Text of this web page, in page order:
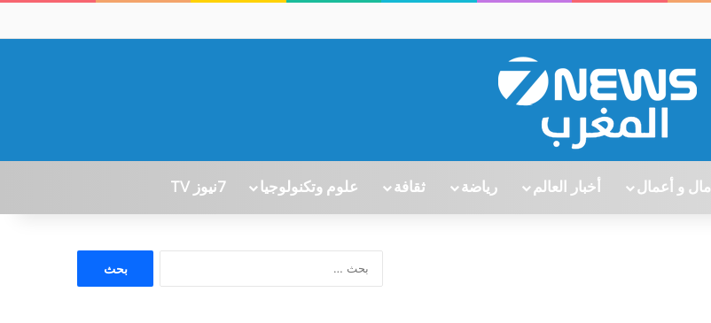
مال و أعمال أخبار العالم رياضة ثقافة علوم وتكنولوجيا 7نيوز TV